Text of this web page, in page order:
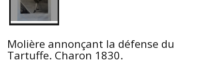
Molière annonçant la défense du
Tartuffe. Charon 1830.